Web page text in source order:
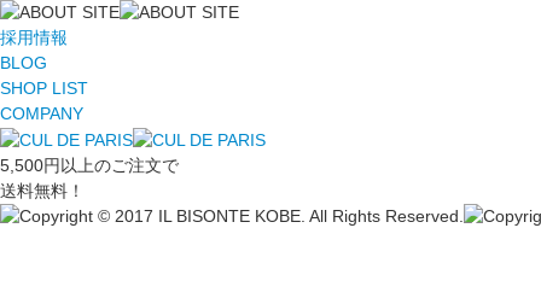
採用情報
BLOG
SHOP LIST
COMPANY
5,500円以上のご注文で
送料無料！